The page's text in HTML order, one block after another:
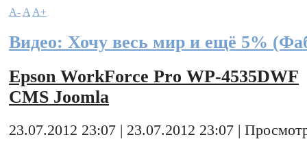
A- A A+
Видео: Хочу весь мир и ещё 5%
Epson WorkForce Pro WP-4535DWF
CMS Joomla
23.07.2012 23:07 | 23.07.2012 23:07 |